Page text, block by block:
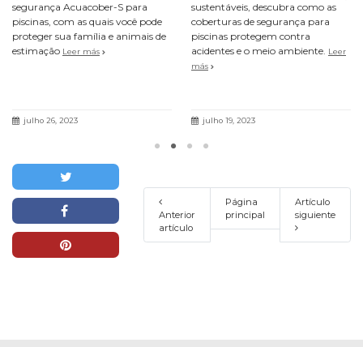
segurança Acuacober-S para
piscinas, com as quais você pode
proteger sua família e animais de
estimação Leer más
julho 26, 2023
sustentáveis, descubra como as
coberturas de segurança para
piscinas protegem contra
acidentes e o meio ambiente. Leer
más
julho 19, 2023
Anterior
artículo
Página
principal
Artículo
siguiente